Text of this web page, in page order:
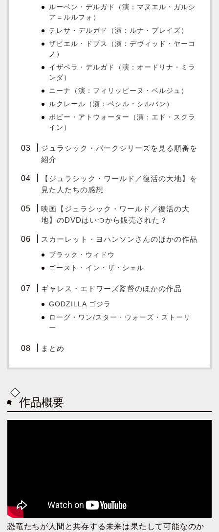
ルーベン・デルガド（演：マヌエル・ガルシ
ア＝ルルフォ）
テレサ・デルガド（演：ルナ・ブレイズ）
ザビエル・ドブス（演：デヴィッド・ヤーコ
ノ）
イザベラ・デルガド（演：オードリナ・ミラ
ンダ）
ニーナ（演：フィリッピーヌ・ベルジュ）
ルクレール（演：ベシル・シルバン）
ボビー・アトウォーター（演：エド・スクラ
イン）
ジュラシック・パークシリーズを見る順番を
紹介
【ジュラシック・ワールド／復活の大地】を
見た人たちの感想
映画【ジュラシック・ワールド／復活の大
地】のDVDはいつから販売された？
スカーレット・ヨハンソンさんのほかの作品
ブラック・ウィドウ
ゴースト・イン・ザ・シェル
ギャレス・エドワーズ監督のほかの作品
GODZILLA ゴジラ
ローグ・ワン/スター・ウォーズ・ストーリ
ー
まとめ
作品概要
恐竜たちが人間と共存する未来は果たして可能なのか